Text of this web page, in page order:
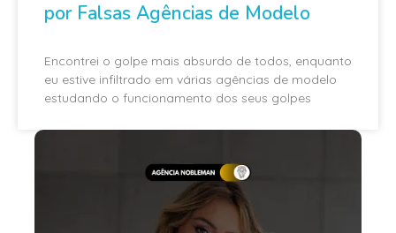
por Falsas Agências de Modelo
Encontrei o golpe mais absurdo de todos, enquanto
eu estive infiltrado em várias agências de modelo
estudando o funcionamento dos seus golpes